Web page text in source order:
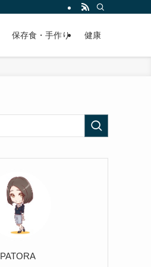
保存食・手作り 健康
PATORA